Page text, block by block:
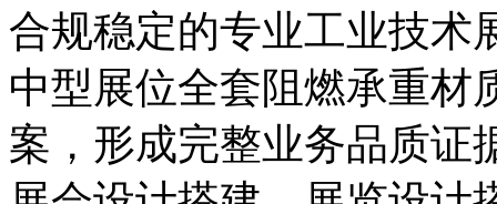
合规稳定的专业工业技术
中型展位全套阻燃承重材
案，形成完整业务品质证